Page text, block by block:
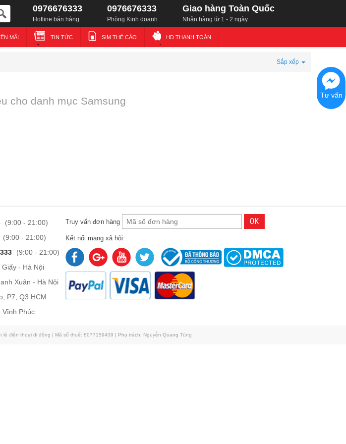
0976676333
Hotline bán hàng
0976676333
Phòng Kinh doanh
Giao hàng Toàn Quốc
Nhận hàng từ 1 - 2 ngày
MÃI TIN TỨC SIM THẺ CÀO HD THANH TOÁN
Sắp xếp
cho danh mục Samsung
(9:00 - 21:00)
(9:00 - 21:00)
(9:00 - 21:00)
- Hà Nội
Xuân - Hà Nội
P7, Q3 HCM
Vĩnh Phúc
Truy vấn đơn hàng
Kết nối mạng xã hội:
điện thoại di động | Mã số thuế: 8077159439 | Phụ trách: Nguyễn Quang Tùng
Tư vấn